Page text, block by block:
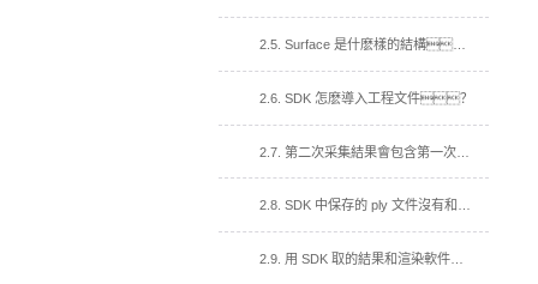
2.5. Surface 是什麽樣的結構？
2.6. SDK 怎麽導入工程文件？
2.7. 第二次采集結果會包含第一次的信息?
2.8. SDK 中保存的 ply 文件沒有和渲染軟件帶顏色一樣的點雲？
2.9. 用 SDK 取的結果和渲染軟件取的結果效果不一樣？